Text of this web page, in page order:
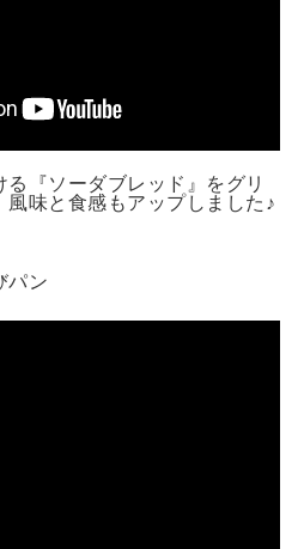
『ソーダブレッド』をグリ
風味と食感もアップしました♪
パン